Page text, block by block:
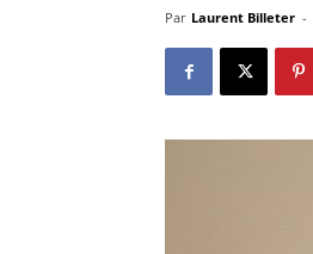
Par Laurent Billeter -